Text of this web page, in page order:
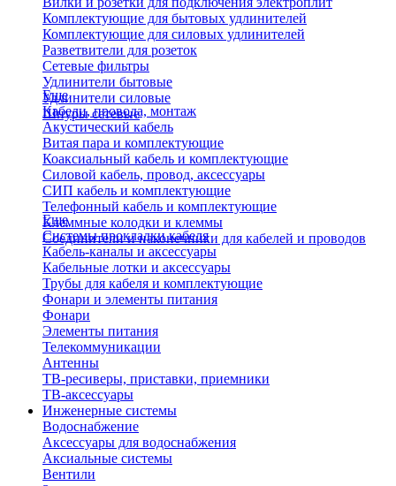
Комплектующие для бытовых удлинителей
Комплектующие для силовых удлинителей
Разветвители для розеток
Сетевые фильтры
Удлинители бытовые
Удлинители силовые
Шнуры сетевые
Еще
Кабели, провода, монтаж
Акустический кабель
Витая пара и комплектующие
Коаксиальный кабель и комплектующие
Силовой кабель, провод, аксессуары
СИП кабель и комплектующие
Телефонный кабель и комплектующие
Клеммные колодки и клеммы
Соединители и наконечники для кабелей и проводов
Еще
Системы прокладки кабеля
Кабель-каналы и аксессуары
Кабельные лотки и аксессуары
Трубы для кабеля и комплектующие
Фонари и элементы питания
Фонари
Элементы питания
Телекоммуникации
Антенны
ТВ-ресиверы, приставки, приемники
ТВ-аксессуары
Инженерные системы
Водоснабжение
Аксессуары для водоснабжения
Аксиальные системы
Вентили